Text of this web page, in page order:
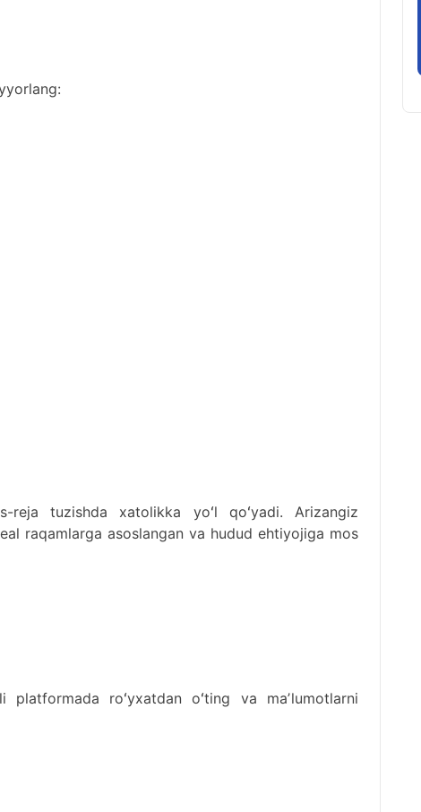
reja tuzishda xatolikka yoʻl qoʻyadi. Arizangiz
raqamlarga asoslangan va hudud ehtiyojiga mos
roʻyxatdan oʻting va maʼlumotlarni